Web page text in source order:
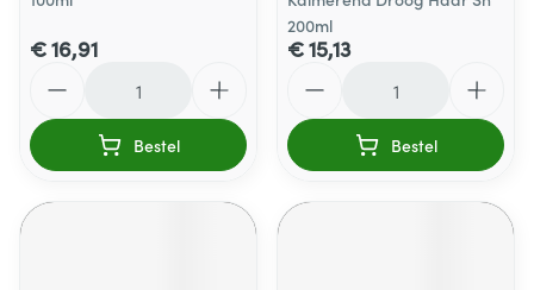
€ 16,91
Bestel
200ml
€ 15,13
Bestel